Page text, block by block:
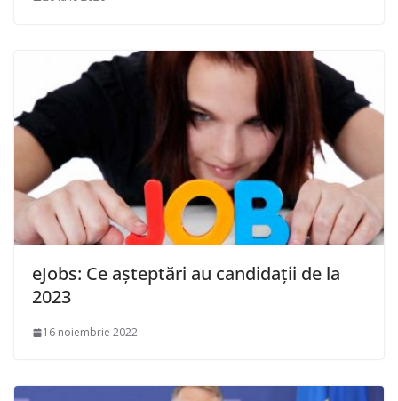
eJobs: Ce așteptări au candidații de la
2023
16 noiembrie 2022